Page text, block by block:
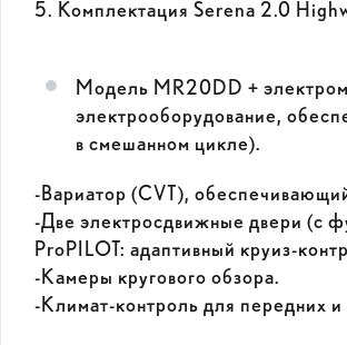
5. Комплектация Serena 2.0
Модель MR20DD +
электрооборудование,
в смешанном цикле).
-Вариатор (CVT),
-Две электросдвижные двери (с
ProPILOT: адаптивный круиз-
-Камеры кругового обзора.
-Климат-контроль для передних и